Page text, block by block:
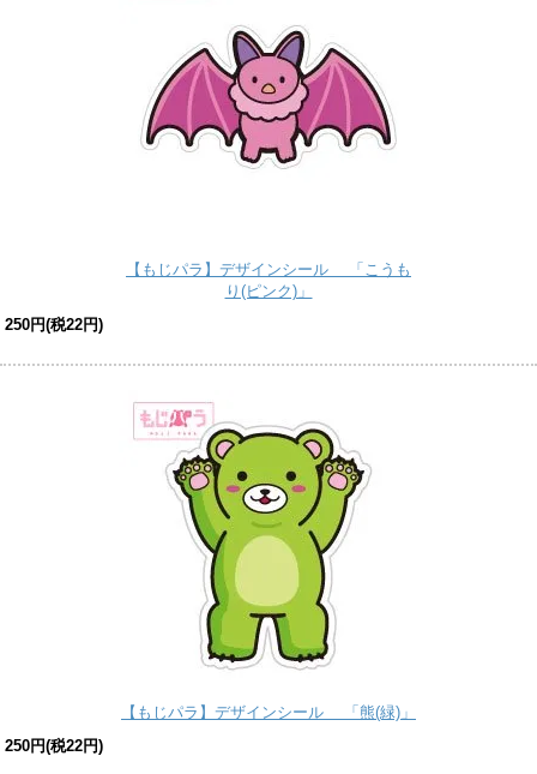
【もじパラ】デザインシール 「こうも
り(ピンク)」
250円(税22円)
【もじパラ】デザインシール 「熊(緑)」
250円(税22円)